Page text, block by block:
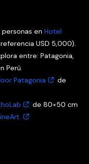
personas en Hotel
USD 5,000).
entre: Patagonia,
Perú.
Patagonia
de
de 80×50 cm